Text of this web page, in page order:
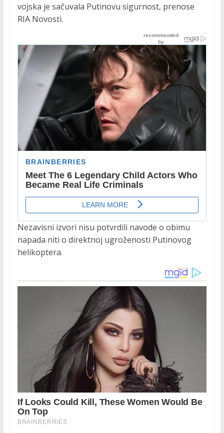
vojska je sačuvala Putinovu sigurnost, prenose
RIA Novosti.
Nezavisni izvori nisu potvrdili navode o obimu
napada niti o direktnoj ugroženosti Putinovog
helikoptera.